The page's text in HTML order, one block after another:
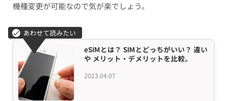
機種変更が可能なので気が楽でしょう。
2023.04.07
eSIMとは？ SIMとどっちがいい？ 違い
や メリット・デメリットを比較。